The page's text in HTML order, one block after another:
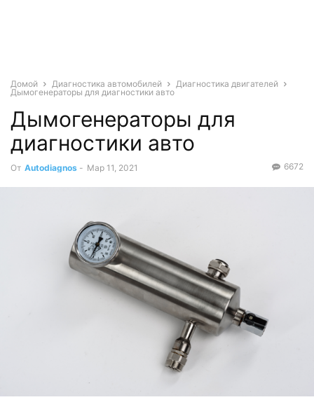
Домой Диагностика автомобилей
Диагностика двигателей
Дымогенераторы для диагностики авто
Дымогенераторы для
диагностики авто
От Autodiagnos - Мар 11, 2021 6672